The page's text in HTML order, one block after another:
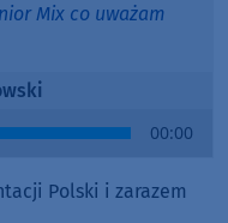
Mix co uważam
00:00
Polski i zarazem